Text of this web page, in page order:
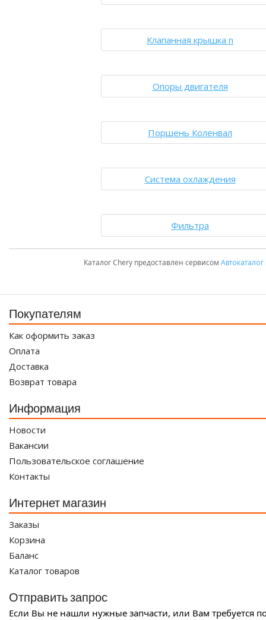
Клапанная крышка n
Опоры двигателя
Поршень Коленвал
Система охлаждения
Фильтра
Каталог Chery предоставлен сервисом
Покупателям
Как оформить заказ
Оплата
Доставка
Возврат товара
Информация
Новости
Вакансии
Пользовательское соглашение
Контакты
Интернет магазин
Заказы
Корзина
Баланс
Каталог товаров
Отправить запрос
Если Вы не нашли нужные запчасти, или Вам требуется